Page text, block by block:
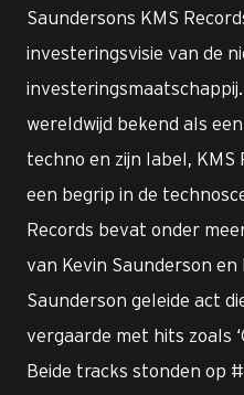
Saundersons KMS
investeringsvisie van de
wereldwijd bekend als
techno en zijn label, KMS
een begrip in de
Records bevat onder
van Kevin Saunderson en
Saunderson geleide act
vergaarde met hits zoals
Beide tracks stonden op